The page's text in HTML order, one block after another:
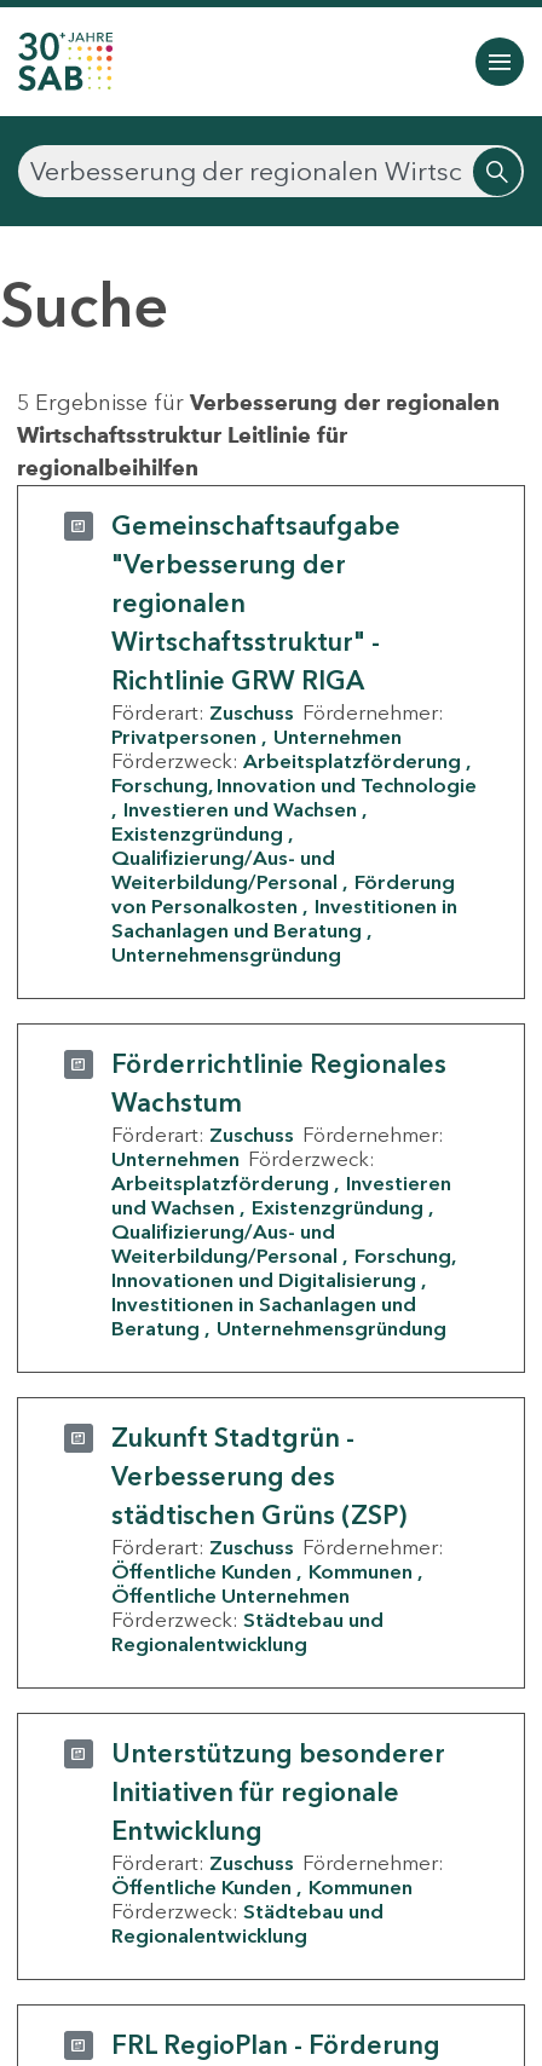
Suche
5 Ergebnisse für Verbesserung der regionalen
Wirtschaftsstruktur Leitlinie für
regionalbeihilfen
Gemeinschaftsaufgabe
"Verbesserung der
regionalen
Wirtschaftsstruktur" -
Richtlinie GRW RIGA
Förderart: Zuschuss Fördernehmer:
Privatpersonen
Unternehmen
Förderzweck: Arbeitsplatzförderung
Forschung, Innovation und Technologie
Investieren und Wachsen
Existenzgründung
Qualifizierung/Aus- und
Weiterbildung/Personal
Förderung
von Personalkosten
Investitionen in
Sachanlagen und Beratung
Unternehmensgründung
Förderrichtlinie Regionales
Wachstum
Förderart: Zuschuss Fördernehmer:
Unternehmen Förderzweck:
Arbeitsplatzförderung
Investieren
und Wachsen
Existenzgründung
Qualifizierung/Aus- und
Weiterbildung/Personal
Forschung,
Innovationen und Digitalisierung
Investitionen in Sachanlagen und
Beratung
Unternehmensgründung
Zukunft Stadtgrün -
Verbesserung des
städtischen Grüns (ZSP)
Förderart: Zuschuss Fördernehmer:
Öffentliche Kunden
Kommunen
Öffentliche Unternehmen
Förderzweck: Städtebau und
Regionalentwicklung
Unterstützung besonderer
Initiativen für regionale
Entwicklung
Förderart: Zuschuss Fördernehmer:
Öffentliche Kunden
Kommunen
Förderzweck: Städtebau und
Regionalentwicklung
FRL RegioPlan - Förderung